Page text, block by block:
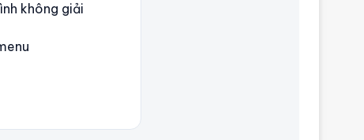
không giải